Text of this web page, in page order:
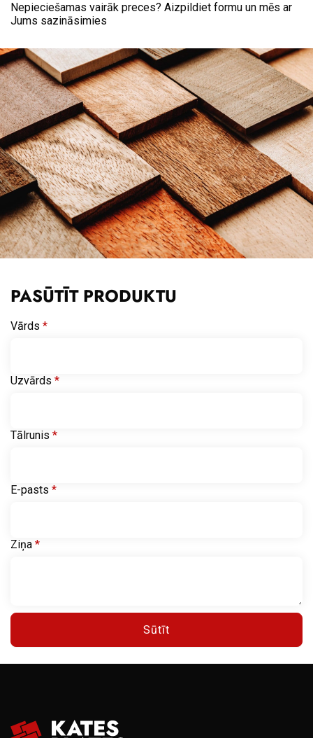
PASŪTĪT PRODUKTU
Nepieciešamas vairāk preces? Aizpildiet formu un mēs ar
Jums sazināsimies
Vārds *
Uzvārds *
Tālrunis *
E-pasts *
Ziņa *
Sūtīt